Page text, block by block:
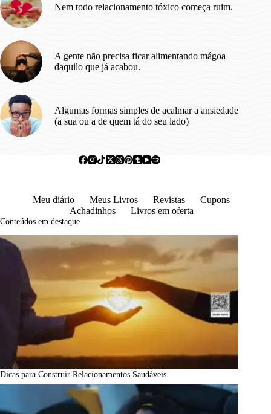
Nem todo relacionamento tóxico começa ruim.
A gente não precisa ficar alimentando mágoa
daquilo que já acabou.
Algumas formas simples de acalmar a ansiedade
(a sua ou a de quem tá do seu lado)
Meu diário Meus Livros Revistas
Cupons
Achadinhos
Livros em oferta
Conteúdos em destaque
Dicas para Construir Relacionamentos Saudáveis.